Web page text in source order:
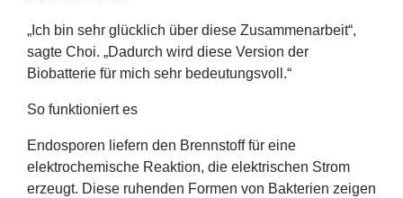
„ Ich bin sehr glücklich über diese Zusammenarbeit“,
sagte Choi. „Dadurch wird diese Version der
Biobatterie für mich sehr bedeutungsvoll.“
So funktioniert es
Endosporen liefern den Brennstoff für eine
elektrochemische Reaktion, die elektrischen Strom
erzeugt. Diese ruhenden Formen von Bakterien zeigen